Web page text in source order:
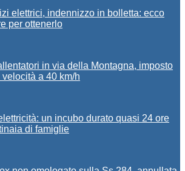
elettrici, indennizzo in bolletta: ecco
per ottenerlo
in via della Montagna, imposto
velocità a 40 km/h
un incubo durato quasi 24 ore
di famiglie